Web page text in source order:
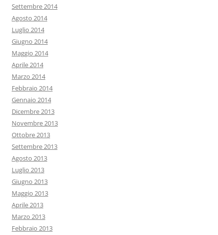
Settembre 2014
Agosto 2014
Luglio 2014
Giugno 2014
Maggio 2014
Aprile 2014
Marzo 2014
Febbraio 2014
Gennaio 2014
Dicembre 2013
Novembre 2013
Ottobre 2013
Settembre 2013
Agosto 2013
Luglio 2013
Giugno 2013
Maggio 2013
Aprile 2013
Marzo 2013
Febbraio 2013